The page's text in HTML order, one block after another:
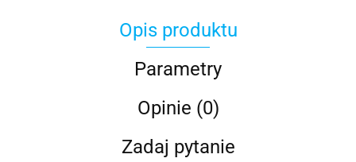
Opis produktu
Parametry
Opinie (0)
Zadaj pytanie